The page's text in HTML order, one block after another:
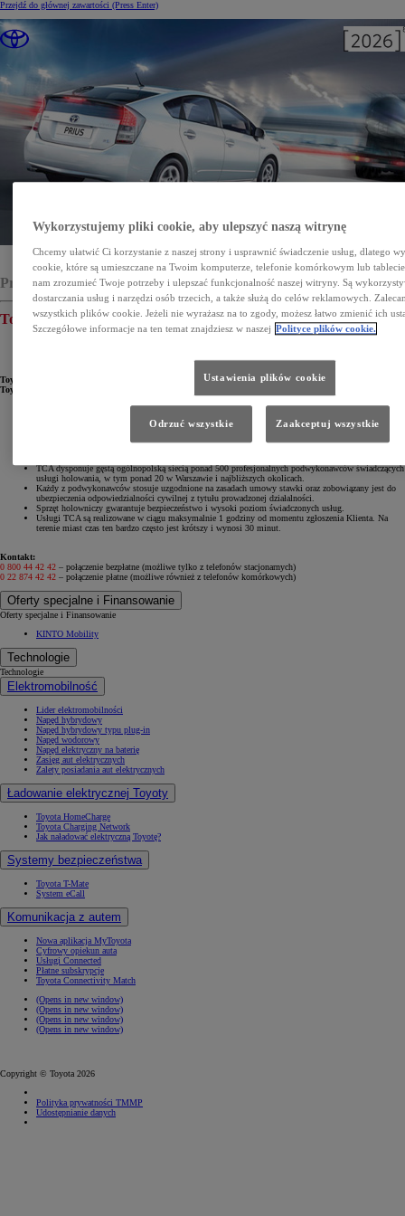
Przejdź do głównej zawartości (Press Enter)
Programy serwisowe
Toyota Crash Assistance
Toyota Crash Assistance to program pomocy drogowej oferowany użytkownikom samochodów marki
Toyota w przypadku kolizji drogowej.
TCA realizuje usługi holowania samochodów marki Toyot uszkodzonych w wyniku wypadku
drogowego, stłuczki lub wandalizmu. Samochody są holowane do Autoryzowanych Stacji Dilerskich
TCA dysponuje gęstą ogólnopolską siecią ponad 500 profesjonalnych podwykonawców świadczących
usługi holowania, w tym ponad 20 w Warszawie i najbliższych okolicach.
Każdy z podwykonawców stosuje uzgodnione na zasadach umowy stawki oraz zobowiązany jest do
ubezpieczenia odpowiedzialności cywilnej z tytułu prowadzonej działalności.
Sprzęt holowniczy gwarantuje bezpieczeństwo i wysoki poziom świadczonych usług.
Usługi TCA są realizowane w ciągu maksymalnie 1 godziny od momentu zgłoszenia Klienta. Na
terenie miast czas ten bardzo często jest krótszy i wynosi 30 minut.
Kontakt:
0 800 44 42 42 – połączenie bezpłatne (możliwe tylko z telefonów stacjonarnych)
0 22 874 42 42 – połączenie płatne (możliwe również z telefonów komórkowych)
Oferty specjalne i Finansowanie
Oferty specjalne i Finansowanie
KINTO Mobility
Technologie
Technologie
Elektromobilność
Lider elektromobilności
Napęd hybrydowy
Napęd hybrydowy typu plug-in
Napęd wodorowy
Napęd elektryczny na baterię
Zasięg aut elektrycznych
Zalety posiadania aut elektrycznych
Ładowanie elektrycznej Toyoty
Toyota HomeCharge
Toyota Charging Network
Jak naładować elektryczną Toyotę?
Systemy bezpieczeństwa
Toyota T-Mate
System eCall
Komunikacja z autem
Nowa aplikacja MyToyota
Cyfrowy opiekun auta
Usługi Connected
Płatne subskrypcje
Toyota Connectivity Match
(Opens in new window)
(Opens in new window)
(Opens in new window)
(Opens in new window)
Copyright © Toyota 2026
Polityka prywatności TMMP
Udostępnianie danych
Wykorzystujemy pliki cookie, aby ulepszyć naszą witrynę
Chcemy ułatwić Ci korzystanie z naszej strony i usprawnić świadczenie usług, dlatego
cookie, które są umieszczane na Twoim komputerze, telefonie komórkowym lub
nam zrozumieć Twoje potrzeby i ulepszać funkcjonalność naszej witryny. Są
dostarczania usług i narzędzi osób trzecich, a także służą do celów reklamowych.
wszystkich plików cookie. Jeżeli nie wyrażasz na to zgody, możesz łatwo zmienić ich
Szczegółowe informacje na ten temat znajdziesz w naszej Polityce plików cookie.
Ustawienia plików cookie
Odrzuć wszystkie Zaakceptuj wszystkie